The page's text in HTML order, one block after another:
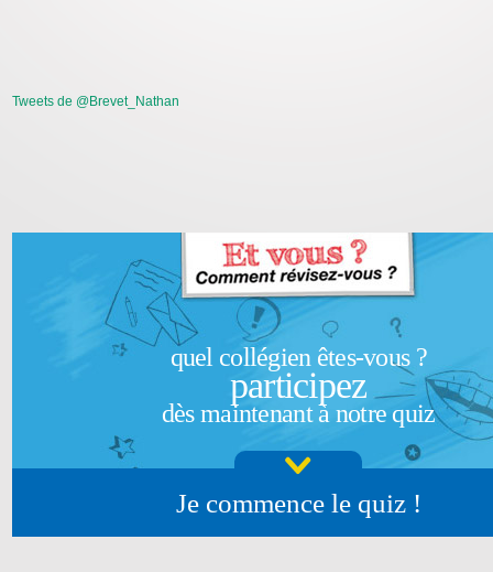
Tweets de @Brevet_Nathan
quel collégien êtes-vous ?
participez
dès maintenant à notre quiz
Je commence le quiz !